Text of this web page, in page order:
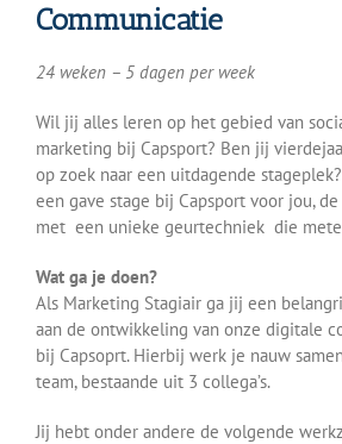
Communicatie
24 weken – 5 dagen per week
Wil jij alles leren op het gebied van
marketing bij Capsport? Ben jij
op zoek naar een uitdagende
een gave stage bij Capsport voor jou,
met een unieke geurtechniek die
Wat ga je doen?
Als Marketing Stagiair ga jij een
aan de ontwikkeling van onze digitale
bij Capsoprt. Hierbij werk je nauw
team, bestaande uit 3 collega’s.
Jij hebt onder andere de volgende